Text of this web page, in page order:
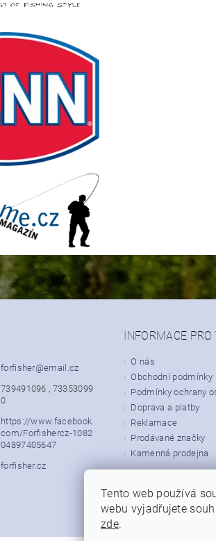
forfisher@email.cz
739491096 , 73353099
0
https://www.facebook.
com/Forfishercz-1082
04897405647
forfisher.cz
INFORMACE PRO
O nás
Obchodní podmínky
Podmínky ochrany
Doprava a platby
Reklamace
Prodávané značky
Kamenná prodejna
Tento web používá
webu vyjadřujete
zde.